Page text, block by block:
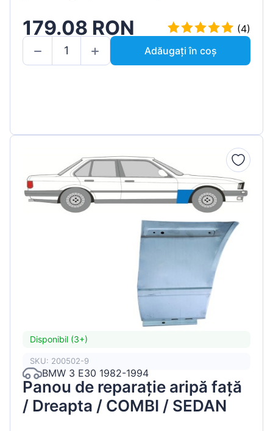
179.08 RON
(4)
Adăugați în coș
Disponibil (3+)
SKU: 200502-9
BMW 3 E30 1982-1994
Panou de reparație aripă față
/ Dreapta / COMBI / SEDAN